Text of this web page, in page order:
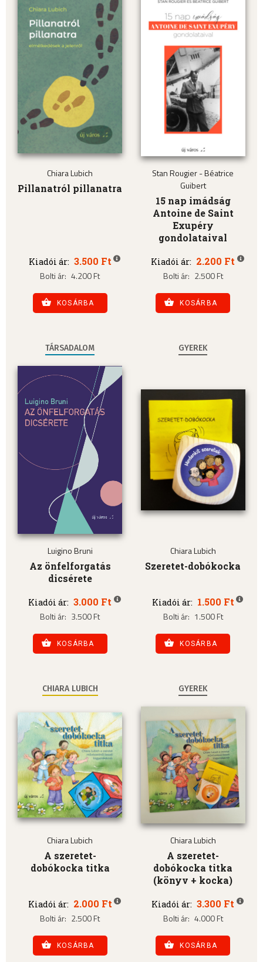
Chiara Lubich
Pillanatról pillanatra
Kiadói ár: 3.500 Ft
Bolti ár: 4.200 Ft
KOSÁRBA
Stan Rougier - Béatrice
Guibert
15 nap imádság
Antoine de Saint
Exupéry
gondolataival
Kiadói ár: 2.200 Ft
Bolti ár: 2.500 Ft
KOSÁRBA
TÁRSADALOM
Luigino Bruni
Az önfelforgatás
dicsérete
Kiadói ár: 3.000 Ft
Bolti ár: 3.500 Ft
KOSÁRBA
GYEREK
Chiara Lubich
Szeretet-dobókocka
Kiadói ár: 1.500 Ft
Bolti ár: 1.500 Ft
KOSÁRBA
CHIARA LUBICH
Chiara Lubich
A szeretet-
dobókocka titka
Kiadói ár: 2.000 Ft
Bolti ár: 2.500 Ft
KOSÁRBA
GYEREK
Chiara Lubich
A szeretet-
dobókocka titka
(könyv + kocka)
Kiadói ár: 3.300 Ft
Bolti ár: 4.000 Ft
KOSÁRBA